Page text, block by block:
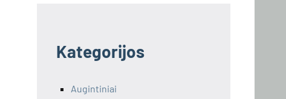
Kategorijos
Augintiniai